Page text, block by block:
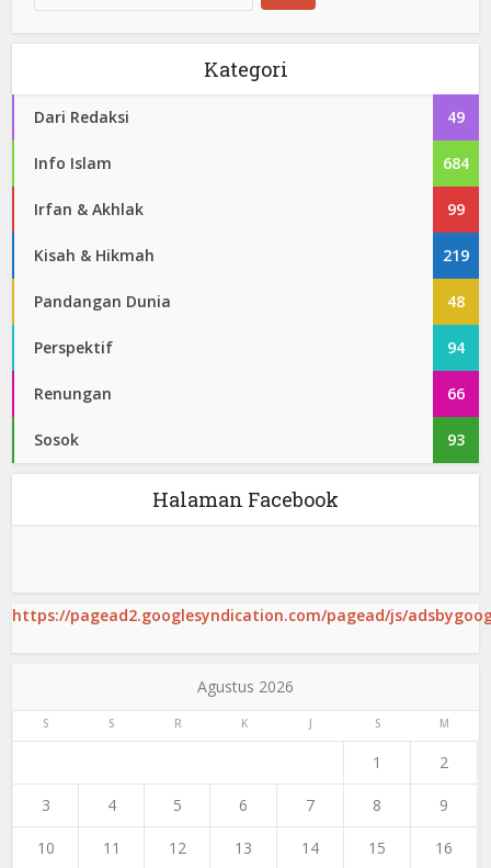
Kategori
Dari Redaksi 49
Info Islam 684
Irfan & Akhlak 99
Kisah & Hikmah 219
Pandangan Dunia 48
Perspektif 94
Renungan 66
Sosok 93
Halaman Facebook
https://pagead2.googlesyndication.com/pagead/js/
Agustus 2026
S S R K J S M
1 2
3 4 5 6 7 8 9
10 11 12 13 14 15 16